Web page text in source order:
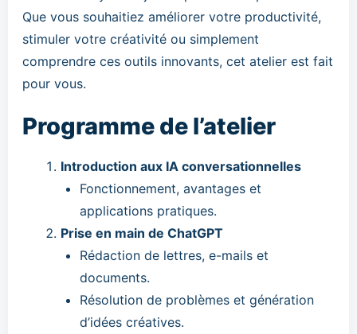
Que vous souhaitiez améliorer votre productivité,
stimuler votre créativité ou simplement
comprendre ces outils innovants, cet atelier est fait
pour vous.
Programme de l’atelier
Introduction aux IA conversationnelles
Fonctionnement, avantages et
applications pratiques.
Prise en main de ChatGPT
Rédaction de lettres, e-mails et
documents.
Résolution de problèmes et génération
d’idées créatives.